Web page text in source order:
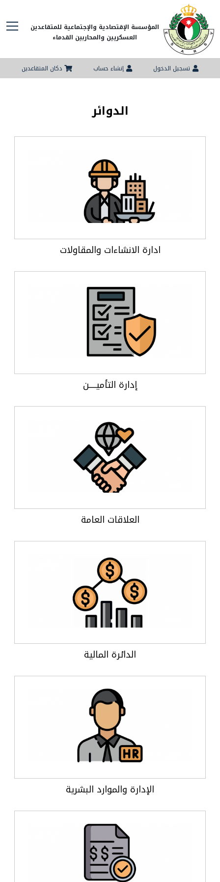
المؤسسة الإقتصادية والإجتماعية للمتقاعدين
العسكريين والمحاربين القدماء
تسجيل الدخول إنشاء حساب دكان المتقاعدين
الدوائر
ادارة الانشاءات والمقاولات
إدارة التأميـــــن
العلاقات العامة
الدائرة المالية
الإدارة والموارد البشرية